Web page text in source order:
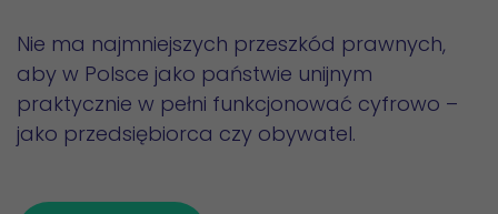
Nie ma najmniejszych przeszkód prawnych,
aby w Polsce jako państwie unijnym
praktycznie w pełni funkcjonować cyfrowo –
jako przedsiębiorca czy obywatel.